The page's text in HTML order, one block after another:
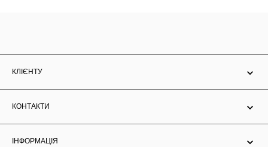
КЛІЄНТУ
КОНТАКТИ
ІНФОРМАЦІЯ